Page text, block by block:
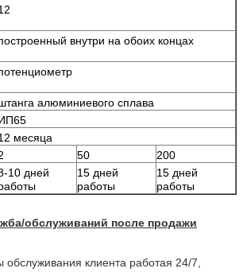
внутри на обоих концах
алюминиевого сплава
месяца
50
200
10 дней
15 дней
работы
15 дней
работы
обслуживаний после продажи
клиента работая 24/7,